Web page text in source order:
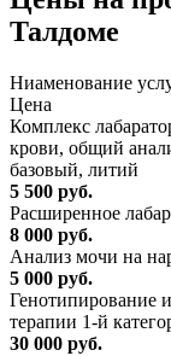
Талдоме
Ниaменование
Цена
Комплекс
крови, общий
базовый, литий
5 500 руб.
Расширенное
8 000 руб.
Анализ мочи на
5 000 руб.
Генотипирование
терапии 1-й
30 000 руб.